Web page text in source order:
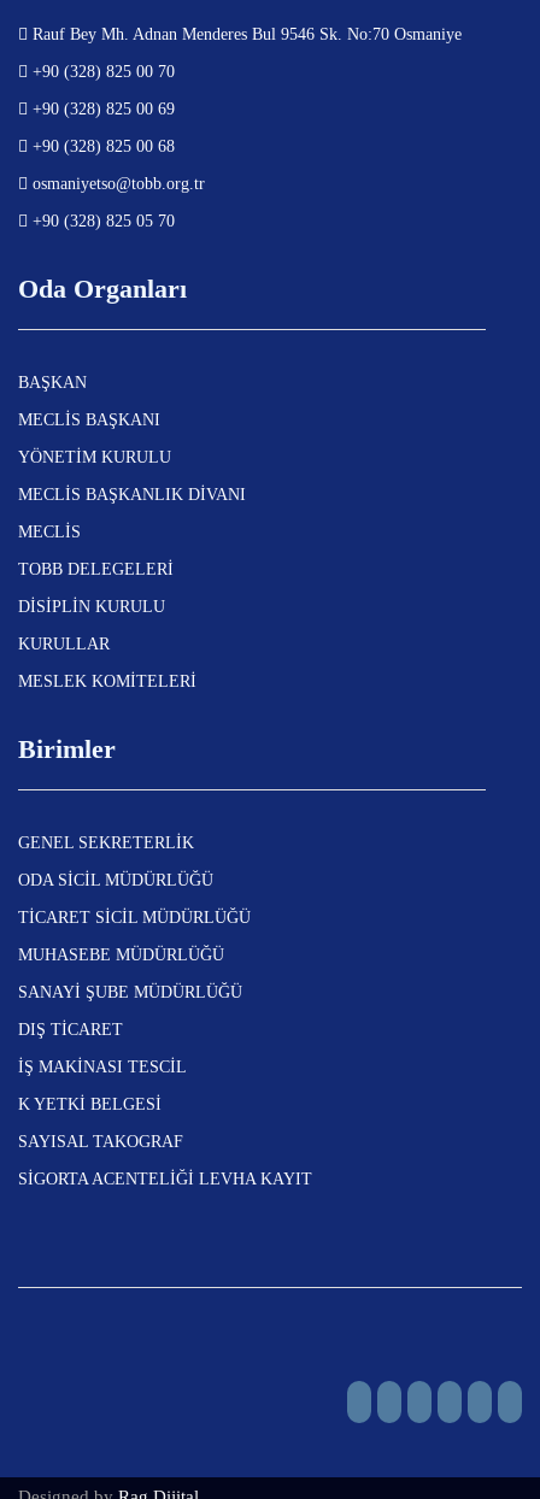
Rauf Bey Mh. Adnan Menderes Bul 9546 Sk. No:70 Osmaniye
+90 (328) 825 00 70
+90 (328) 825 00 69
+90 (328) 825 00 68
osmaniyetso@tobb.org.tr
+90 (328) 825 05 70
Oda Organları
BAŞKAN
MECLİS BAŞKANI
YÖNETİM KURULU
MECLİS BAŞKANLIK DİVANI
MECLİS
TOBB DELEGELERİ
DİSİPLİN KURULU
KURULLAR
MESLEK KOMİTELERİ
Birimler
GENEL SEKRETERLİK
ODA SİCİL MÜDÜRLÜĞÜ
TİCARET SİCİL MÜDÜRLÜĞÜ
MUHASEBE MÜDÜRLÜĞÜ
SANAYİ ŞUBE MÜDÜRLÜĞÜ
DIŞ TİCARET
İŞ MAKİNASI TESCİL
K YETKİ BELGESİ
SAYISAL TAKOGRAF
SİGORTA ACENTELİĞİ LEVHA KAYIT